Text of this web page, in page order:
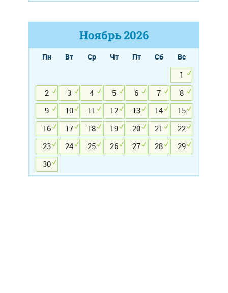
Ноябрь2026
Пн Вт Ср Чт Пт Сб
Вс
1
2
3 4 5 6 7
8
9
10 11 12 13 14
15
16
17 18 19 20 21
22
23
24 25 26 27 28
29
30